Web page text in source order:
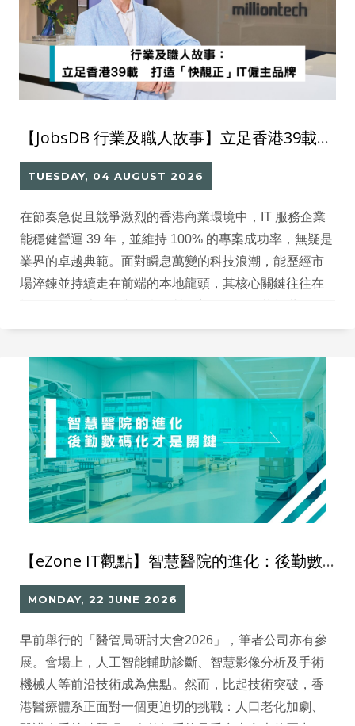
【JobsDB 行業及職人故事】立足香港39載 打造「快靚正」IT僱主品牌
TUESDAY, 04 AUGUST 2026
在節奏急促且競爭激烈的香港商業環境中，IT 服務企業
能穩健營運 39 年，並維持 100% 的專案成功率，無疑是
業界的卓越典範。面對瞬息萬變的科技浪潮，能歷經市
場淬鍊並持續走在前端的本地龍頭，其核心關鍵往往在
秀人才時，建立現代化且具備活力的辦公環境至關重
轉型的關鍵動力。
【eZone IT觀點】智慧醫院的進化：後勤數碼化才是關鍵
MONDAY, 22 JUNE 2026
早前舉行的「醫管局研討大會2026」，筆者公司亦有參
展。會場上，人工智能輔助診斷、智慧影像分析及手術
機械人等前沿技術成為焦點。然而，比起技術突破，香
港醫療體系正面對一個更迫切的挑戰：人口老化加劇、